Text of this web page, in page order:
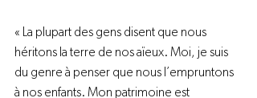
« La plupart des gens disent que nous
héritons la terre de nos aïeux. Moi, je suis
du genre à penser que nous l’empruntons
à nos enfants. Mon patrimoine est